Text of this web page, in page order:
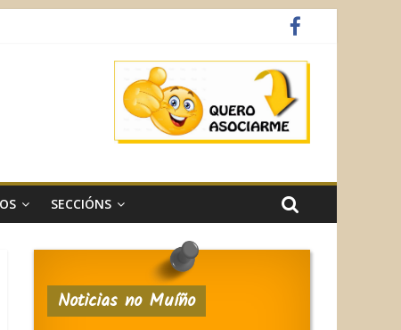
SECCIÓNS
Noticias no Muíño